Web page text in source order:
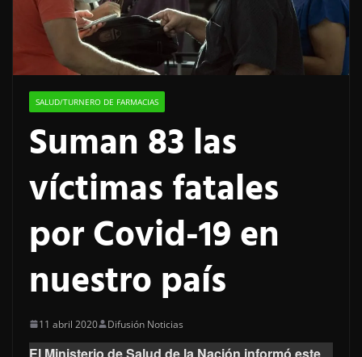
SALUD/TURNERO DE FARMACIAS
Suman 83 las
víctimas fatales
por Covid-19 en
nuestro país
11 abril 2020 Difusión Noticias
El Ministerio de Salud de la Nación informó este